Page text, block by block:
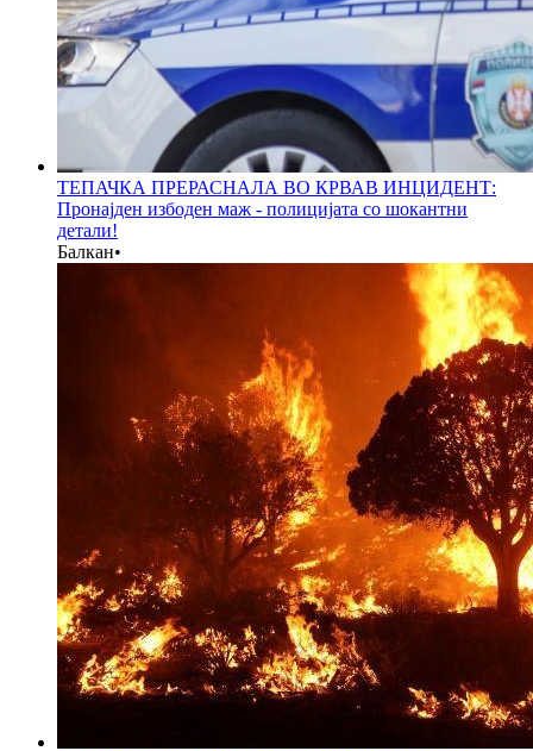
ТЕПАЧКА ПРЕРАСНАЛА ВО КРВАВ ИНЦИДЕНТ:
Пронајден избоден маж - полицијата со шокантни
детали!
Балкан•